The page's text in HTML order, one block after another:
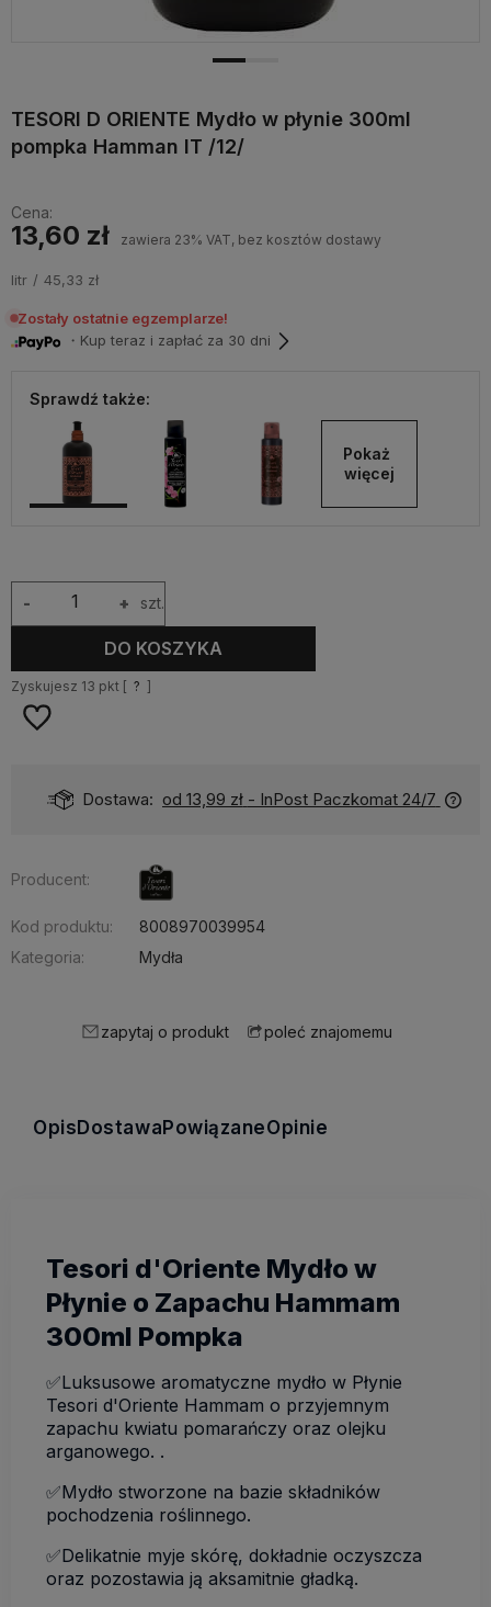
TESORI D ORIENTE Mydło w płynie 300ml
pompka Hamman IT /12/
Cena:
13,60 zł zawiera 23% VAT, bez kosztów dostawy
litr 45,33 zł
Zostały ostatnie egzemplarze!
・Kup teraz i zapłać za 30 dni
Sprawdź także:
Pokaż
więcej
+
- szt.
DO KOSZYKA
Zyskujesz 13 pkt [ ? ]
Dostawa: od 13,99 zł - InPost Paczkomat 24/7
Producent:
Kod produktu:
8008970039954
Kategoria:
Mydła
zapytaj o produkt poleć znajomemu
OpisDostawaPowiązaneOpinie
Tesori d'Oriente Mydło w
Płynie o Zapachu Hammam
300ml Pompka
✅Luksusowe aromatyczne mydło w Płynie
Tesori d'Oriente Hammam o przyjemnym
zapachu kwiatu pomarańczy oraz olejku
arganowego. .
✅Mydło stworzone na bazie składników
pochodzenia roślinnego.
✅Delikatnie myje skórę, dokładnie oczyszcza
oraz pozostawia ją aksamitnie gładką.